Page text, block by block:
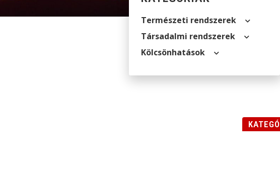
Természeti rendszerek
Társadalmi rendszerek
Kölcsön­hatások